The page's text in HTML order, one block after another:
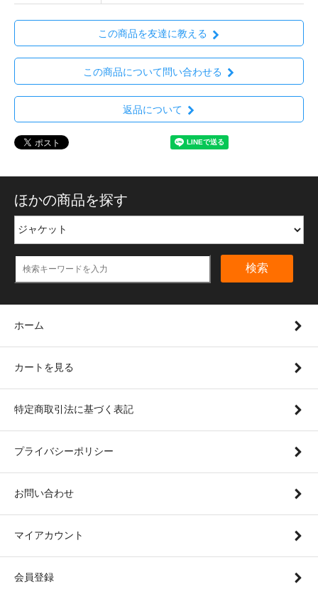
この商品を友達に教える
この商品について問い合わせる
返品について
ほかの商品を探す
検索
ホーム
カートを見る
特定商取引法に基づく表記
プライバシーポリシー
お問い合わせ
マイアカウント
会員登録